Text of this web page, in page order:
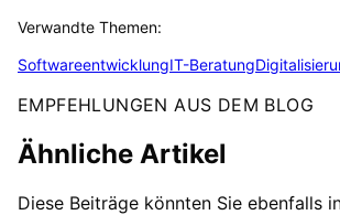
Verwandte Themen:
SoftwareentwicklungIT-Beratung
EMPFEHLUNGEN AUS DEM BLOG
Ähnliche Artikel
Diese Beiträge könnten Sie ebenfalls